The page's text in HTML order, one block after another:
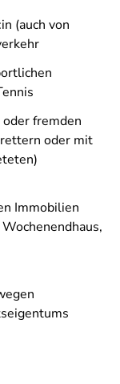
(auch von
fremden
oder mit
Immobilien